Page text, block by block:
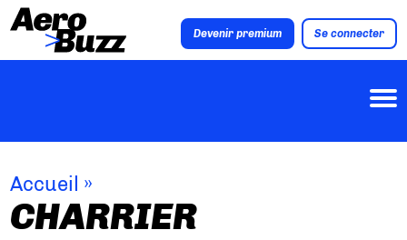
Devenir premium Se connecter
Accueil »
CHARRIER